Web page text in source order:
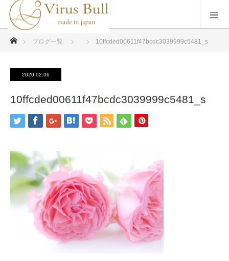
ブログ一覧 10ffcded00611f47bcdc3039999c5481_s
2020.02.06
10ffcded00611f47bcdc3039999c5481_s